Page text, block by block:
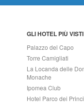
GLI HOTEL PIÙ VISTI
Palazzo del Capo
Torre Camigliati
La Locanda delle
Monache
Ipomea Club
Hotel Parco dei